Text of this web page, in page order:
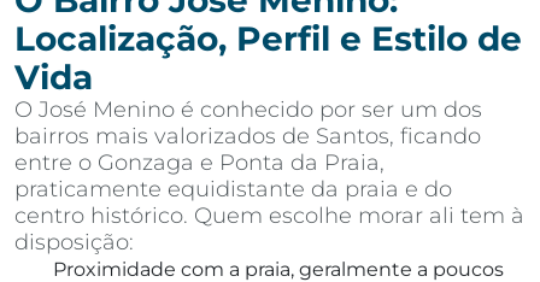
Localização, Perfil e Estilo de
Vida
O José Menino é conhecido por ser um dos
bairros mais valorizados de Santos, ficando
entre o Gonzaga e Ponta da Praia,
praticamente equidistante da praia e do
centro histórico. Quem escolhe morar ali tem à
disposição:
Proximidade com a praia, geralmente a poucos